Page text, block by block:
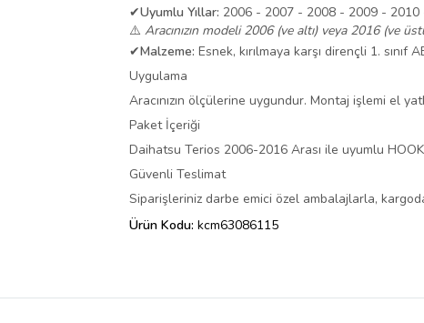
✔Uyumlu Yıllar: 2006 - 2007 - 2008 - 2009 -
⚠️ Aracınızın modeli 2006 (ve altı) veya 2016 (ve
✔Malzeme: Esnek, kırılmaya karşı dirençli 1. sınıf
Uygulama
Aracınızın ölçülerine uygundur. Montaj işlemi el
Paket İçeriği
Daihatsu Terios 2006-2016 Arası ile uyumlu
Güvenli Teslimat
Siparişleriniz darbe emici özel ambalajlarla,
Ürün Kodu: kcm63086115